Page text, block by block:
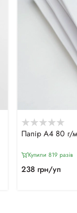
Папір А4 80 г/
Купили 819 разiв
238 грн/уп